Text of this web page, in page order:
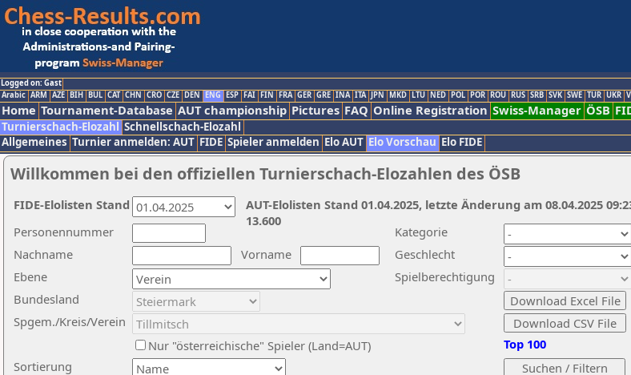
Logged on: Gast
Arabic ARM AZE BIH BUL CAT CHN CRO CZE DEN ENG ESP FAI FIN FRA GER GRE INA ITA JPN MKD LTU NED POL POR ROU RUS SRB SVK SWE TUR UKR
Home Tournament-Database AUT championship Pictures FAQ Online Registration Swiss-Manager ÖSB
Turnierschach-Elozahl Schnellschach-Elozahl
Allgemeines Turnier anmelden: AUT FIDE Spieler anmelden Elo AUT Elo Vorschau Elo FIDE
Willkommen bei den offiziellen Turnierschach-Elozahlen des ÖSB
Nachname
Vorname
Ebene
Kategorie
Sortierung
Personennummer
Bundesland
Spgem./Kreis/Verein
Geschlecht
Nur "österreichische" Spieler (Land=AUT)
Spielberechtigung
Top 100
AUT-Elolisten Stand 01.04.2025, letzte Änderung am 08.04.2025
13.600
FIDE-Elolisten Stand